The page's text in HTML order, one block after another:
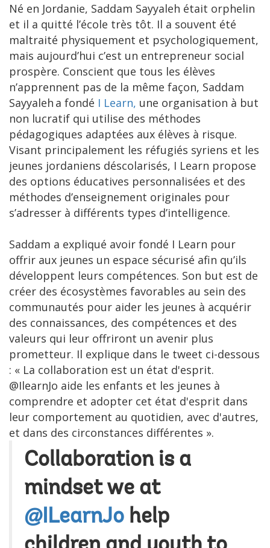
Né en Jordanie, Saddam Sayyaleh était orphelin
et il a quitté l’école très tôt. Il a souvent été
maltraité physiquement et psychologiquement,
mais aujourd’hui c’est un entrepreneur social
prospère. Conscient que tous les élèves
n’apprennent pas de la même façon, Saddam
Sayyaleh a fondé I Learn, une organisation à but
non lucratif qui utilise des méthodes
pédagogiques adaptées aux élèves à risque.
Visant principalement les réfugiés syriens et les
jeunes jordaniens déscolarisés, I Learn propose
des options éducatives personnalisées et des
méthodes d’enseignement originales pour
s’adresser à différents types d’intelligence.
Saddam a expliqué avoir fondé I Learn pour
offrir aux jeunes un espace sécurisé afin qu’ils
développent leurs compétences. Son but est de
créer des écosystèmes favorables au sein des
communautés pour aider les jeunes à acquérir
des connaissances, des compétences et des
valeurs qui leur offriront un avenir plus
prometteur. Il explique dans le tweet ci-dessous
: « La collaboration est un état d'esprit.
@IlearnJo aide les enfants et les jeunes à
comprendre et adopter cet état d'esprit dans
leur comportement au quotidien, avec d'autres,
et dans des circonstances différentes ​».​
Collaboration is a
mindset we at
@ILearnJo help